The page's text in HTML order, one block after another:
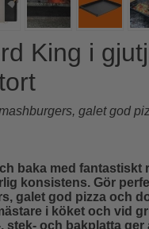
King i
galet god
baka med fantastiskt
konsistens. Gör
galet god pizza och
i köket och vid
stek- och bakplatta ger